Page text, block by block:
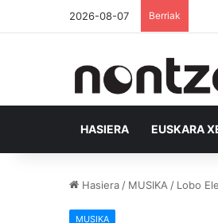
2026-08-07 Berriak
HASIERA EUSKARA
Hasiera / MUSIKA / Lobo
MUSIKA